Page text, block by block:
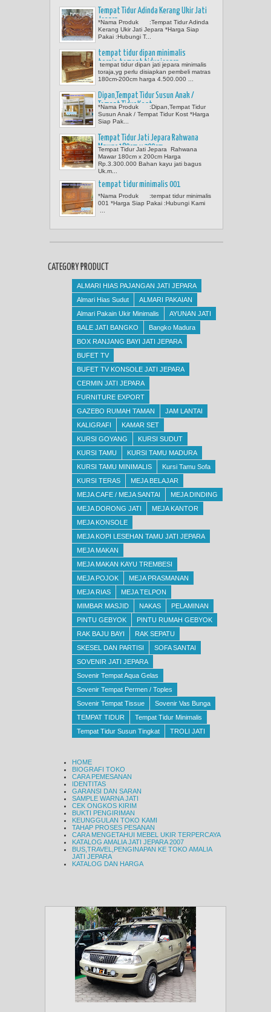
Tempat Tidur Adinda Kerang Ukir Jati
Jepara
*Nama Produk :Tempat Tidur Adinda
Kerang Ukir Jati Jepara *Harga Siap
Pakai :Hubungi T...
tempat tidur dipan minimalis
toraja,tempat tidur jepara
tempat tidur dipan jati jepara minimalis
toraja,yg perlu disiapkan pembeli matras
180cm-200cm harga 4.500.000 ...
Dipan,Tempat Tidur Susun Anak /
Tempat Tidur Kost
*Nama Produk :Dipan,Tempat Tidur
Susun Anak / Tempat Tidur Kost *Harga
Siap Pak...
Tempat Tidur Jati Jepara Rahwana
Mawar 180cm x 200cm
Tempat Tidur Jati Jepara Rahwana
Mawar 180cm x 200cm Harga
Rp.3.300.000 Bahan kayu jati bagus
Uk.m...
tempat tidur minimalis 001
*Nama Produk :tempat tidur minimalis
001 *Harga Siap Pakai :Hubungi Kami
CATEGORY PRODUCT
ALMARI HIAS PAJANGAN JATI JEPARA
Almari Hias Sudut
ALMARI PAKAIAN
Almari Pakain Ukir Minimalis
AYUNAN JATI
BALE JATI BANGKO
Bangko Madura
BOX RANJANG BAYI JATI JEPARA
BUFET TV
BUFET TV KONSOLE JATI JEPARA
CERMIN JATI JEPARA
FURNITURE EXPORT
GAZEBO RUMAH TAMAN
JAM LANTAI
KALIGRAFI
KAMAR SET
KURSI GOYANG
KURSI SUDUT
KURSI TAMU
KURSI TAMU MADURA
KURSI TAMU MINIMALIS
Kursi Tamu Sofa
KURSI TERAS
MEJA BELAJAR
MEJA CAFE / MEJA SANTAI
MEJA DINDING
MEJA DORONG JATI
MEJA KANTOR
MEJA KONSOLE
MEJA KOPI LESEHAN TAMU JATI JEPARA
MEJA MAKAN
MEJA MAKAN KAYU TREMBESI
MEJA POJOK
MEJA PRASMANAN
MEJA RIAS
MEJA TELPON
MIMBAR MASJID
NAKAS
PELAMINAN
PINTU GEBYOK
PINTU RUMAH GEBYOK
RAK BAJU BAYI
RAK SEPATU
SKESEL DAN PARTISI
SOFA SANTAI
SOVENIR JATI JEPARA
Sovenir Tempat Aqua Gelas
Sovenir Tempat Permen / Toples
Sovenir Tempat Tissue
Sovenir Vas Bunga
TEMPAT TIDUR
Tempat Tidur Minimalis
Tempat Tidur Susun Tingkat
TROLI JATI
HOME
BIOGRAFI TOKO
CARA PEMESANAN
IDENTITAS
GARANSI DAN SARAN
SAMPLE WARNA JATI
CEK ONGKOS KIRIM
BUKTI PENGIRIMAN
KEUNGGULAN TOKO KAMI
TAHAP PROSES PESANAN
CARA MENGETAHUI MEBEL UKIR TERPERCAYA
KATALOG AMALIA JATI JEPARA 2007
BUS,TRAVEL,PENGINAPAN KE TOKO AMALIA
JATI JEPARA
KATALOG DAN HARGA